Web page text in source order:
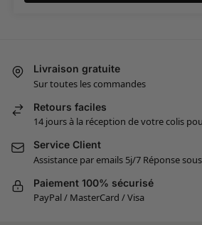
Livraison gratuite
Sur toutes les commandes
Retours faciles
14 jours à la réception de votre colis
Service Client
Assistance par emails 5j/7 Réponse
Paiement 100% sécurisé
PayPal / MasterCard / Visa